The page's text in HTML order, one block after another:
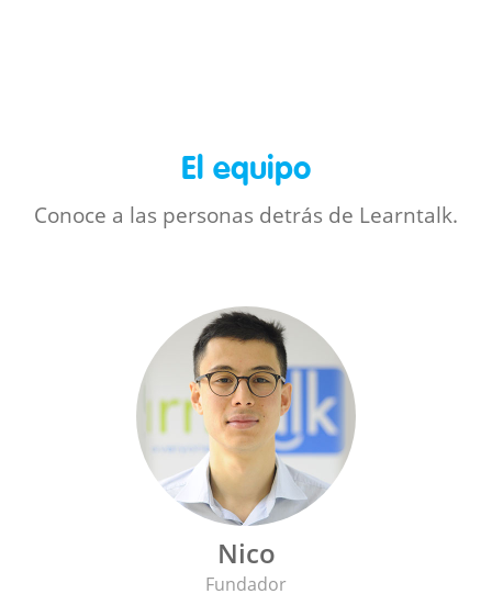
El equipo
Conoce a las personas detrás de Learntalk.
Nico
Fundador